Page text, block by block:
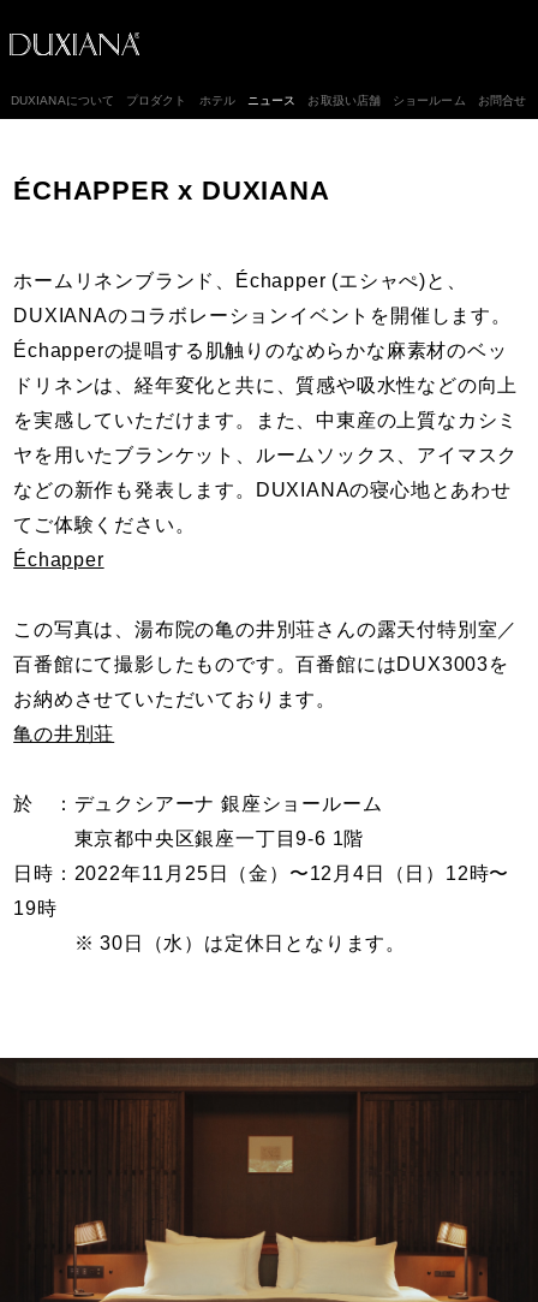
DUXIANAについて プロダクト ホテル ニュース お取扱い店舗 ショールーム お問合せ
ÉCHAPPER x DUXIANA
ホームリネンブランド、Échapper (エシャぺ)と、
DUXIANAのコラボレーションイベントを開催します。
Échapperの提唱する肌触りのなめらかな麻素材のベッ
ドリネンは、経年変化と共に、質感や吸水性などの向上
を実感していただけます。また、中東産の上質なカシミ
ヤを用いたブランケット、ルームソックス、アイマスク
などの新作も発表します。DUXIANAの寝心地とあわせ
てご体験ください。
Échapper
この写真は、湯布院の亀の井別荘さんの露天付特別室／
百番館にて撮影したものです。百番館にはDUX3003を
お納めさせていただいております。
亀の井別荘
於 ：デュクシアーナ 銀座ショールーム
東京都中央区銀座一丁目9-6 1階
日時：2022年11月25日（金）〜12月4日（日）12時〜
19時
※ 30日（水）は定休日となります。